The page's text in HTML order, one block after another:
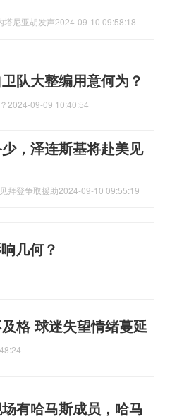
塔尼亚胡发声2024-09-10 09:58:18
队大整编用意何为？
2024-09-09 10:40:54
，泽连斯基将赴美见
拜登争取援助2024-09-10 09:55:19
几何？
格 球迷失望情绪蔓延
有哈马斯成员，哈马